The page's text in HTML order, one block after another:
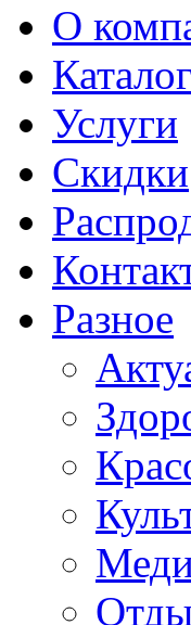
О
Каталог
Услуги
Скидки
Разное